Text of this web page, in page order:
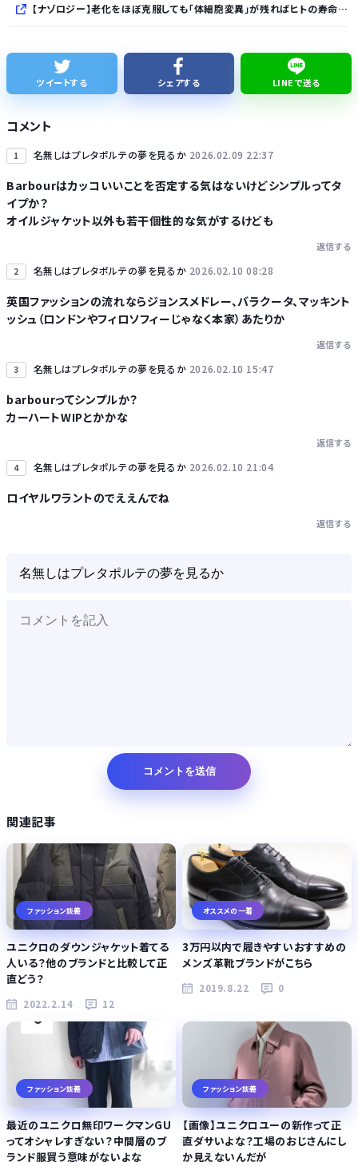
【ナゾロジー】老化をほぼ克服しても「体細胞変異」が残ればヒトの寿命は156年、数理モデルで推定
清水アキラの息子・清水良太郎さん死去で、落語家・柳家小はだが「いじめ」「暴行」被害告発
全国知事会「外国人は日本人と同じ生活者で、地域の担い手。多文化共生の実現に国が責任を持って取り組むよう強く要請する」
Powered by livedoor 相互RSS
ツイートする シェアする LINEで送る
コメント
1 名無しはプレタポルテの夢を見るか 2026.02.09 22:37
Barbourはカッコいいことを否定する気はないけどシンプルってタ
イプか？
オイルジャケット以外も若干個性的な気がするけども
返信する
2 名無しはプレタポルテの夢を見るか 2026.02.10 08:28
英国ファッションの流れならジョンスメドレー、バラクータ、マッキント
ッシュ（ロンドンやフィロソフィーじゃなく本家）あたりか
返信する
3 名無しはプレタポルテの夢を見るか 2026.02.10 15:47
barbourってシンプルか？
カーハートWIPとかかな
返信する
4 名無しはプレタポルテの夢を見るか 2026.02.10 21:04
ロイヤルワラントのでええんでね
返信する
関連記事
ファッション談義
ユニクロのダウンジャケット着てる
人いる？他のブランドと比較して正
直どう？
2022.2.14 12
オススメの一着
3万円以内で履きやすいおすすめの
メンズ革靴ブランドがこちら
2019.8.22 0
ファッション談義
最近のユニクロ無印ワークマンGU
ってオシャレすぎない？中間層のブ
ランド服買う意味がないよな
ファッション談義
【画像】ユニクロユーの新作って正
直ダサいよな？工場のおじさんにし
か見えないんだが